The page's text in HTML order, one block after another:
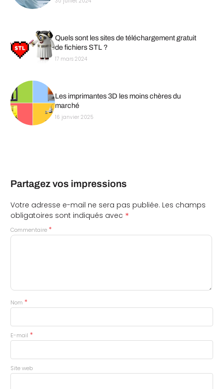
Quels sont les sites de téléchargement gratuit
de fichiers STL ?
17 mars 2024
Les imprimantes 3D les moins chères du
marché
16 janvier 2025
Partagez vos impressions
Votre adresse e-mail ne sera pas publiée. Les champs
obligatoires sont indiqués avec *
Commentaire *
Nom *
E-mail *
Site web